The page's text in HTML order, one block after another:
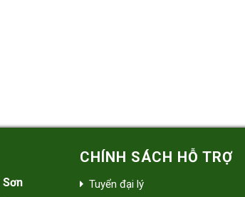
CHÍNH SÁCH HỖ TRỢ
Tuyển đại lý